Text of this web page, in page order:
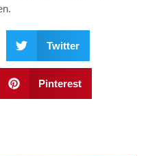
Twitter
Pinterest